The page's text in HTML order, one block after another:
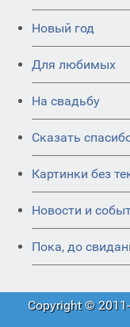
Новый год
Для любимых
На свадьбу
Сказать
Картинки без
Новости и
Пока, до
Copyright ©